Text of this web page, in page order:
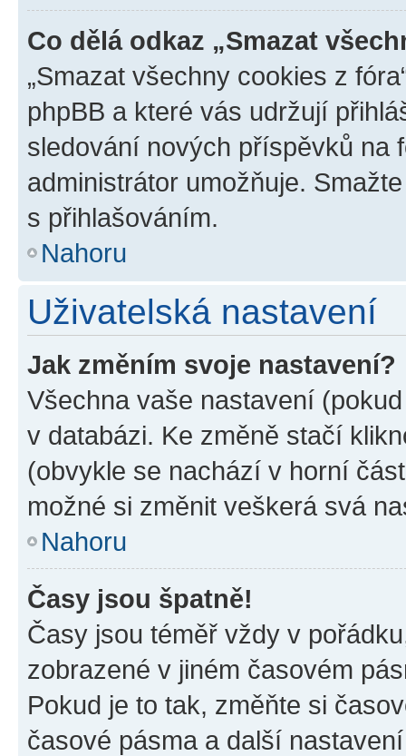
Co dělá odkaz „Smazat
„Smazat všechny cookies z
phpBB a které vás udržují
sledování nových příspěvků na
administrátor umožňuje.
s přihlašováním.
Nahoru
Uživatelská nastavení
Jak změním svoje nastavení?
Všechna vaše nastavení
v databázi. Ke změně stačí
(obvykle se nachází v horní
možné si změnit veškerá svá
Nahoru
Časy jsou špatně!
Časy jsou téměř vždy v
zobrazené v jiném časovém
Pokud je to tak, změňte si
časové pásma a další